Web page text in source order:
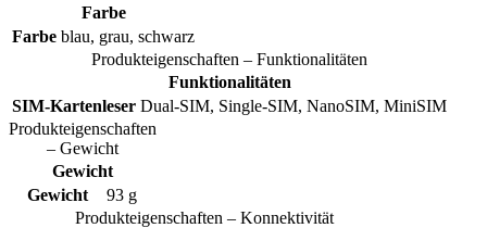
Farbe
Farbe blau, grau, schwarz
Produkteigenschaften – Funktionalitäten
Funktionalitäten
SIM-Kartenleser Dual-SIM, Single-SIM, NanoSIM, MiniSIM
Produkteigenschaften
– Gewicht
Gewicht
Gewicht
93 g
Produkteigenschaften – Konnektivität